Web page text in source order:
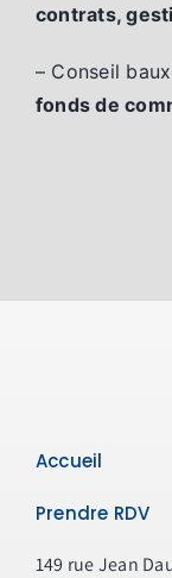
contrats,
– Conseil
fonds de
Accueil
Prendre RDV
149 rue Jean